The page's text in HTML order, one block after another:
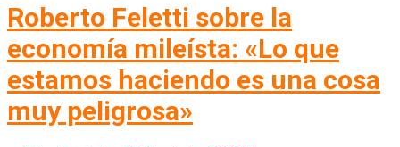
Roberto Feletti sobre la
economía mileísta: «Lo que
estamos haciendo es una cosa
muy peligrosa»